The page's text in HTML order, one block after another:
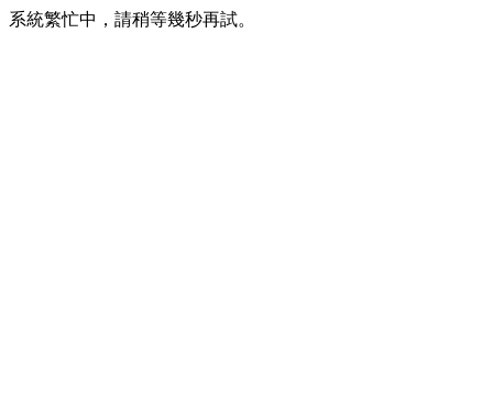
系統繁忙中，請稍等幾秒再試。